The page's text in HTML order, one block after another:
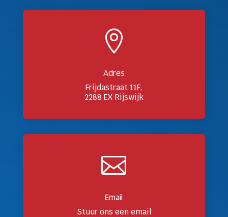

Adres
Frijdastraat 11F,
2288 EX Rijswijk

Email
Stuur ons een email